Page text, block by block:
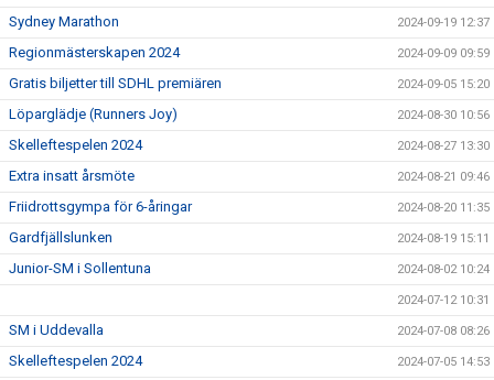
Sydney Marathon 2024-09-19 12:37
Regionmästerskapen 2024 2024-09-09 09:59
Gratis biljetter till SDHL premiären 2024-09-05 15:20
Löparglädje (Runners Joy) 2024-08-30 10:56
Skelleftespelen 2024 2024-08-27 13:30
Extra insatt årsmöte 2024-08-21 09:46
Friidrottsgympa för 6-åringar 2024-08-20 11:35
Gardfjällslunken 2024-08-19 15:11
Junior-SM i Sollentuna 2024-08-02 10:24
2024-07-12 10:31
SM i Uddevalla 2024-07-08 08:26
Skelleftespelen 2024 2024-07-05 14:53